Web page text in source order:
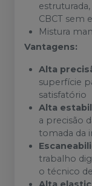
CBCT sem
Mistura
Vantagens:
Alta
superfície
satisfatório
Alta
a precisão
tomada da
trabalho
o técnico